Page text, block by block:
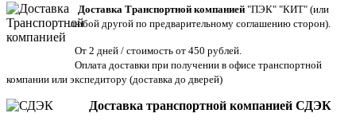
Доставка Транспортной компанией "ПЭК" "КИТ" (или
любой другой по предварительному соглашению сторон).
От 2 дней / стоимость от 450 рублей.
Оплата доставки при получении в офисе транспортной
компании или экспедитору (доставка до дверей)
Доставка транспортной компанией СДЭК